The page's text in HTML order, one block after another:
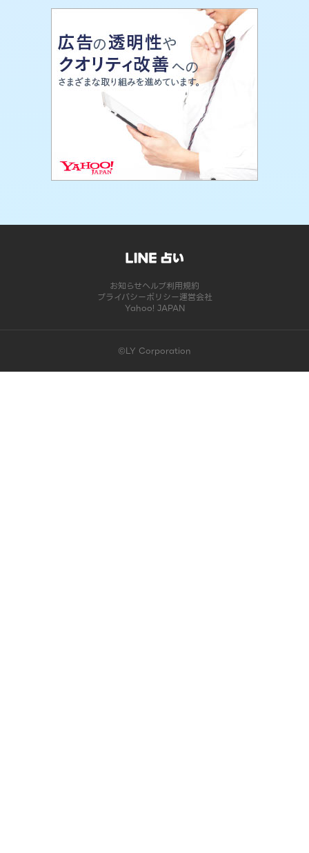
お知らせヘルプ利用規約
プライバシーポリシー運営会社
Yahoo! JAPAN
©LY Corporation
このコンテンツは掲載が終了しました | LINE占い